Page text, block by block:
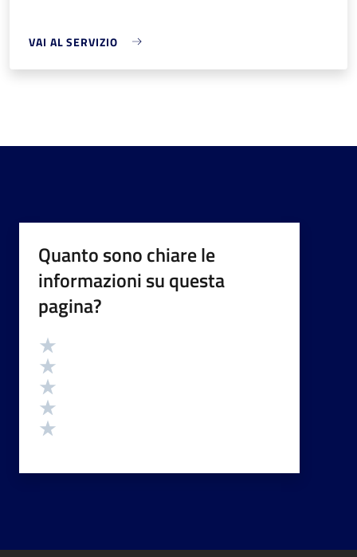
VAI AL SERVIZIO
Quanto sono chiare le
informazioni su questa
pagina?
Valutazione